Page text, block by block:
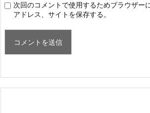
次回のコメントで使用するためブラウザー
アドレス、サイトを保存する。